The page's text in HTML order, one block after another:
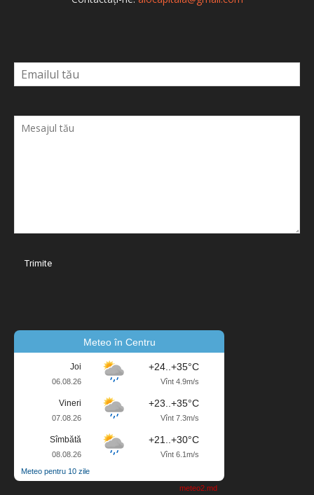
Meteo în Centru
Joi
06.08.26
+24..+35°C
Vînt 4.9m/s
Vineri
07.08.26
+23..+35°C
Vînt 7.3m/s
Sîmbătă
08.08.26
+21..+30°C
Vînt 6.1m/s
Meteo pentru 10 zile
meteo2.md